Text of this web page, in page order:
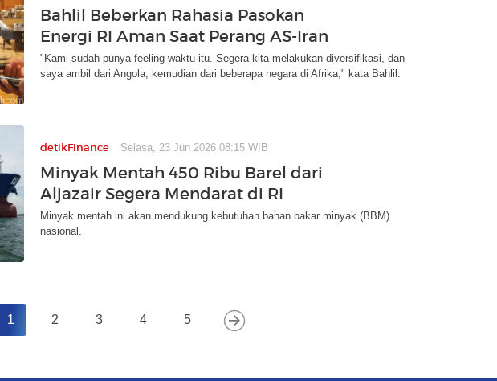
Bahlil Beberkan Rahasia Pasokan
Energi RI Aman Saat Perang AS-Iran
"Kami sudah punya feeling waktu itu. Segera kita melakukan diversifikasi, dan
saya ambil dari Angola, kemudian dari beberapa negara di Afrika," kata Bahlil.
detikFinance Selasa, 23 Jun 2026 08:15 WIB
Minyak Mentah 450 Ribu Barel dari
Aljazair Segera Mendarat di RI
Minyak mentah ini akan mendukung kebutuhan bahan bakar minyak (BBM)
nasional.
1 2 3 4 5